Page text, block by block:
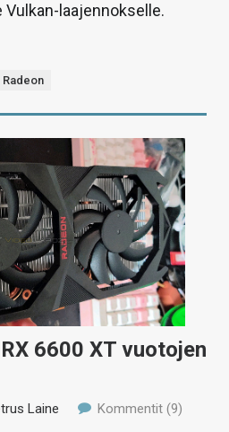
laajennokselle.
Radeon
6600 XT vuotojen
Laine Kommentit (9)